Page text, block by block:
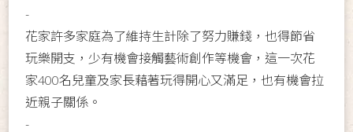
-
花家許多家庭為了維持生計除了努力賺錢，也得節省
玩樂開支，少有機會接觸藝術創作等機會，這一次花
家400名兒童及家長藉著玩得開心又滿足，也有機會拉
近親子關係。
-